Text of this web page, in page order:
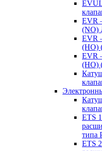
EVR
(NO)
EVR
(НО)
EVR
(НО)
ETS
типа
ETS